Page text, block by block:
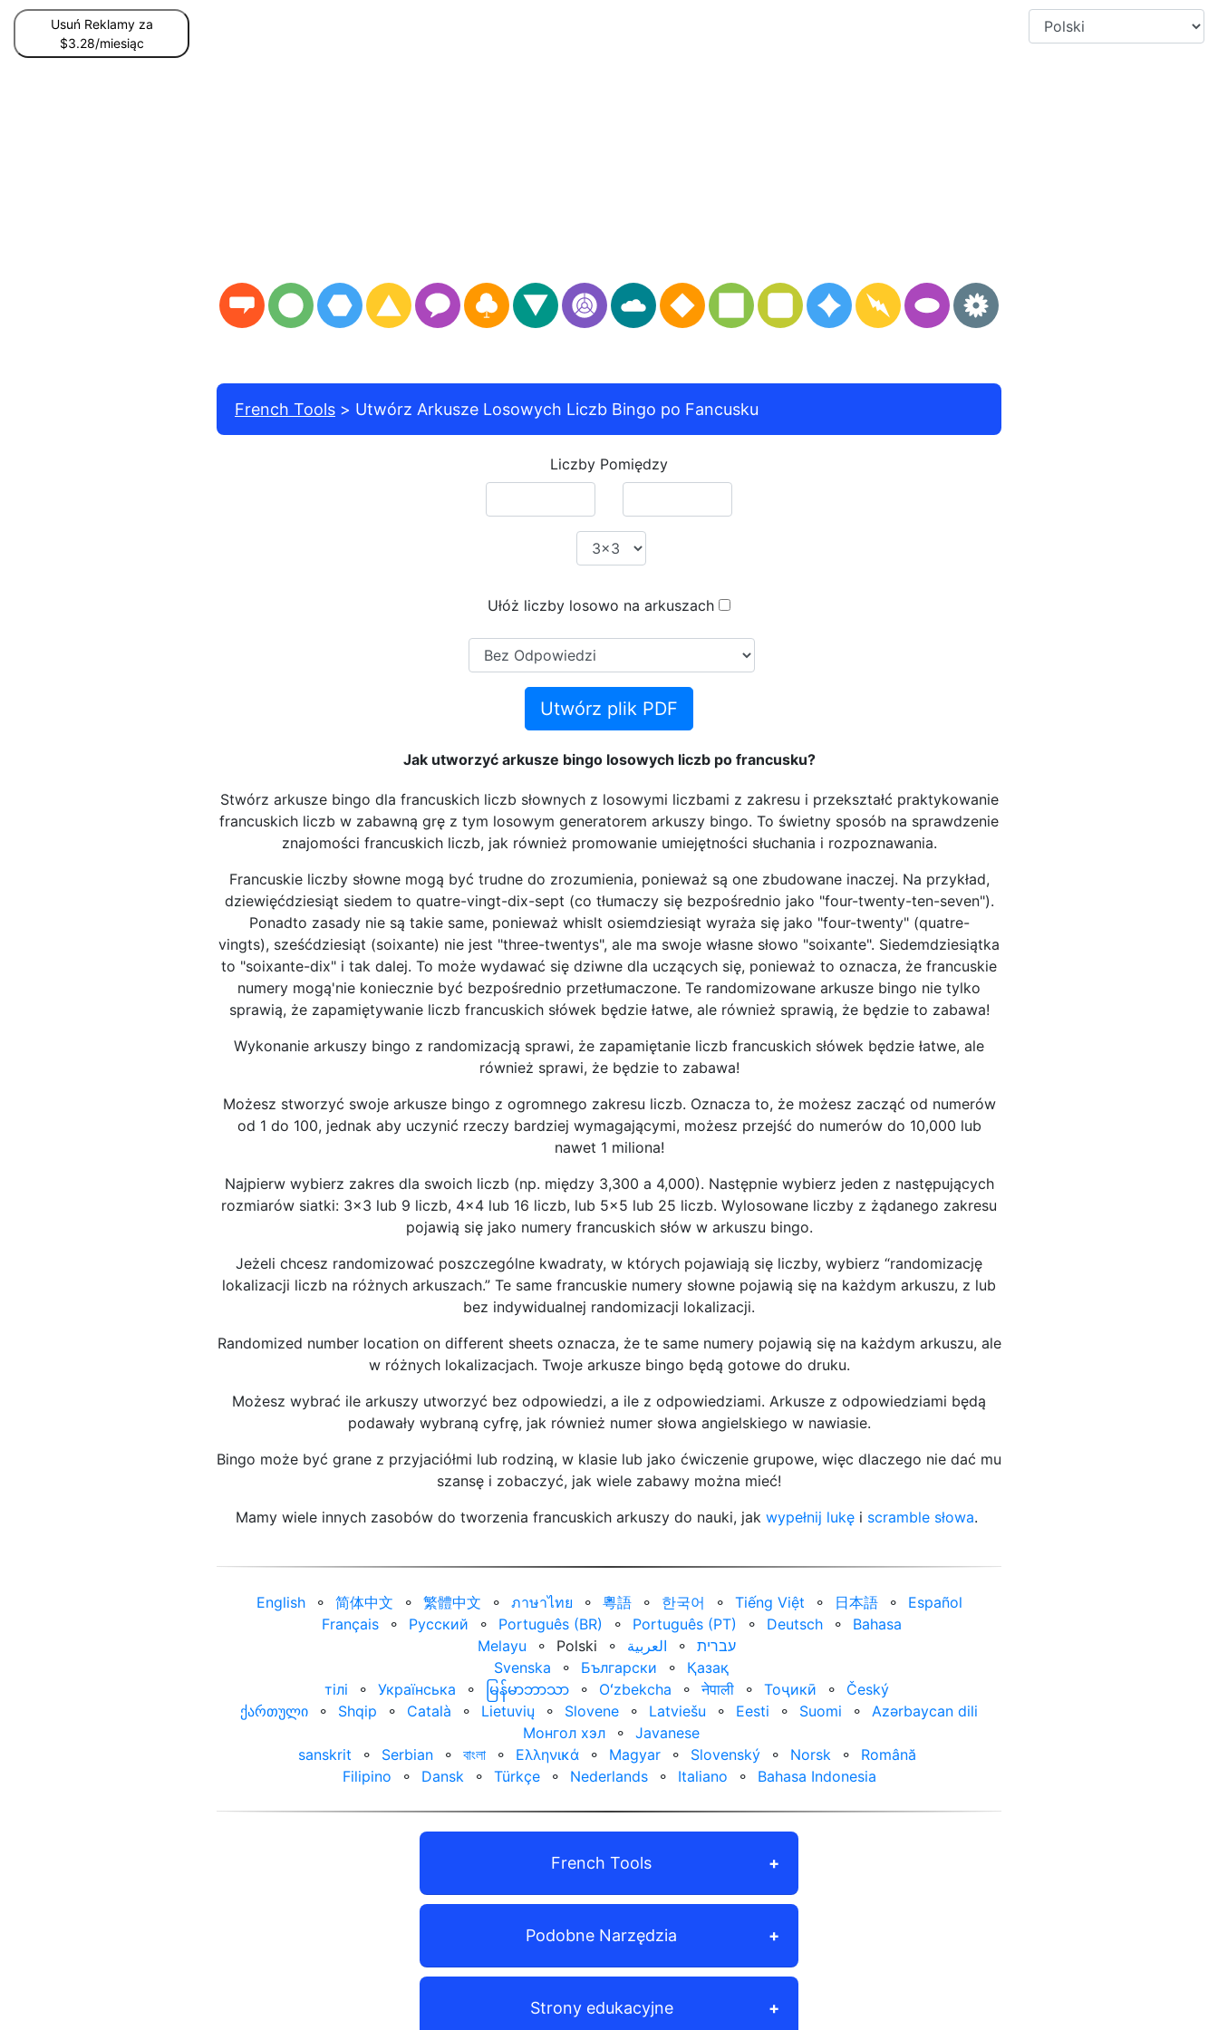
Usuń Reklamy za
$3.28/miesiąc
French Tools Utwórz Arkusze Losowych Liczb Bingo po Fancusku
Liczby Pomiędzy
Ułóż liczby losowo na arkuszach
Utwórz plik PDF
Jak utworzyć arkusze bingo losowych liczb po francusku?
Stwórz arkusze bingo dla francuskich liczb słownych z losowymi liczbami z zakresu i przekształć praktykowanie
francuskich liczb w zabawną grę z tym losowym generatorem arkuszy bingo. To świetny sposób na sprawdzenie
znajomości francuskich liczb, jak również promowanie umiejętności słuchania i rozpoznawania.
Francuskie liczby słowne mogą być trudne do zrozumienia, ponieważ są one zbudowane inaczej. Na przykład,
dziewięćdziesiąt siedem to quatre-vingt-dix-sept (co tłumaczy się bezpośrednio jako "four-twenty-ten-seven").
Ponadto zasady nie są takie same, ponieważ whislt osiemdziesiąt wyraża się jako "four-twenty" (quatre-
vingts), sześćdziesiąt (soixante) nie jest "three-twentys", ale ma swoje własne słowo "soixante". Siedemdziesiątka
to "soixante-dix" i tak dalej. To może wydawać się dziwne dla uczących się, ponieważ to oznacza, że francuskie
numery mogą'nie koniecznie być bezpośrednio przetłumaczone. Te randomizowane arkusze bingo nie tylko
sprawią, że zapamiętywanie liczb francuskich słówek będzie łatwe, ale również sprawią, że będzie to zabawa!
Wykonanie arkuszy bingo z randomizacją sprawi, że zapamiętanie liczb francuskich słówek będzie łatwe, ale
również sprawi, że będzie to zabawa!
Możesz stworzyć swoje arkusze bingo z ogromnego zakresu liczb. Oznacza to, że możesz zacząć od numerów
od 1 do 100, jednak aby uczynić rzeczy bardziej wymagającymi, możesz przejść do numerów do 10,000 lub
nawet 1 miliona!
Najpierw wybierz zakres dla swoich liczb (np. między 3,300 a 4,000). Następnie wybierz jeden z następujących
rozmiarów siatki: 3x3 lub 9 liczb, 4x4 lub 16 liczb, lub 5x5 lub 25 liczb. Wylosowane liczby z żądanego zakresu
pojawią się jako numery francuskich słów w arkuszu bingo.
Jeżeli chcesz randomizować poszczególne kwadraty, w których pojawiają się liczby, wybierz “randomizację
lokalizacji liczb na różnych arkuszach.” Te same francuskie numery słowne pojawią się na każdym arkuszu, z lub
bez indywidualnej randomizacji lokalizacji.
Randomized number location on different sheets oznacza, że te same numery pojawią się na każdym arkuszu, ale
w różnych lokalizacjach. Twoje arkusze bingo będą gotowe do druku.
Możesz wybrać ile arkuszy utworzyć bez odpowiedzi, a ile z odpowiedziami. Arkusze z odpowiedziami będą
podawały wybraną cyfrę, jak również numer słowa angielskiego w nawiasie.
Bingo może być grane z przyjaciółmi lub rodziną, w klasie lub jako ćwiczenie grupowe, więc dlaczego nie dać mu
szansę i zobaczyć, jak wiele zabawy można mieć!
Mamy wiele innych zasobów do tworzenia francuskich arkuszy do nauki, jak wypełnij lukę i scramble słowa.
English ⚬ 简体中文 ⚬ 繁體中文 ⚬ ภาษาไทย ⚬ 粵語 ⚬ 한국어 ⚬ Tiếng Việt ⚬ 日本語 ⚬
Español
Français
⚬ Русский ⚬ Português (BR) ⚬ Português (PT) ⚬ Deutsch ⚬
Bahasa
Melayu
⚬ Polski ⚬ العربية‏ ⚬
עברית‏
Svenska
⚬ Български ⚬
Қазақ
тілі
⚬ Українська ⚬ မြန်မာဘာသာ ⚬ Oʻzbekcha ⚬ नेपाली ⚬ Тоҷикӣ ⚬
Český
ქართული
⚬ Shqip ⚬ Català ⚬ Lietuvių ⚬ Slovene ⚬ Latviešu ⚬ Eesti ⚬ Suomi ⚬
Azərbaycan dili
Монгол хэл
⚬
Javanese
sanskrit
⚬ Serbian ⚬ বাংলা ⚬ Ελληνικά ⚬ Magyar ⚬ Slovenský ⚬ Norsk ⚬
Română
Filipino
⚬ Dansk ⚬ Türkçe ⚬ Nederlands ⚬ Italiano ⚬ Bahasa Indonesia
French Tools
Podobne Narzędzia
Strony edukacyjne